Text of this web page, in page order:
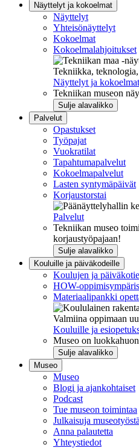
Näyttelyt ja kokoelmat
Näyttelyt
Yhteisönäyttelyt
Kokoelmat
Kokoelmalahjoitukset
Tekniikka,
Näyttelyt ja kokoelmat
Tekniikan museon
Sulje alavalikko
Palvelut
Opastukset
Työpajat
Vuokratilat
Tapahtumapalvelut
Kokoelmapalvelut
Lasten syntymäpäivät
Korjaustorstai
Palvelut
Tekniikan museo
korjaustyöpajaan!
Sulje alavalikko
Kouluille ja päiväkodeille
Koulujen ja
HOW-
Materiaalipankki
Valmiina oppimaan
Kouluille ja
Museo on
Sulje alavalikko
Museo
Museo
Blogi ja ajankohtaiset
Podcast
Tue museon toimintaa
Julkaisuja museotyöstä
Anna palautetta
Yhteystiedot